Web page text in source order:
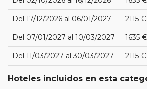
Del 17/12/2026 al 06/01/2027 2115 €
Del 07/01/2027 al 10/03/2027 1635 €
Del 11/03/2027 al 30/03/2027 2115 €
Hoteles incluidos en esta